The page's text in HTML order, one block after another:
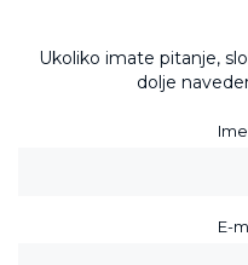
Ukoliko imate pitanje,
dolje
E-